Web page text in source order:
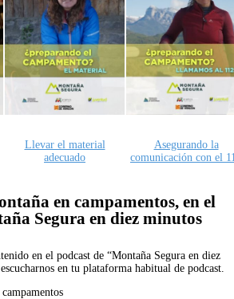
Llevar el material
adecuado
Asegurando la
comunicación con el
en campamentos, en el
Segura en diez minutos
en el podcast de “Montaña Segura en diez
en tu plataforma habitual de podcast.